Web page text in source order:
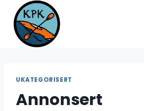
content
UKATEGORISERT
Annonsert